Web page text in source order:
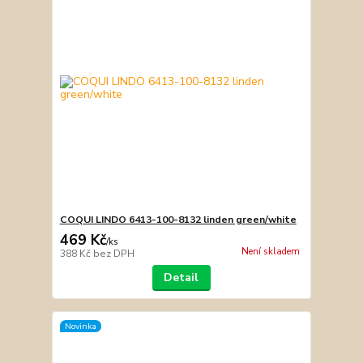
COQUI LINDO 6413-100-8132 linden green/white
469 Kč/ks
388 Kč bez DPH Není skladem
Detail
Novinka